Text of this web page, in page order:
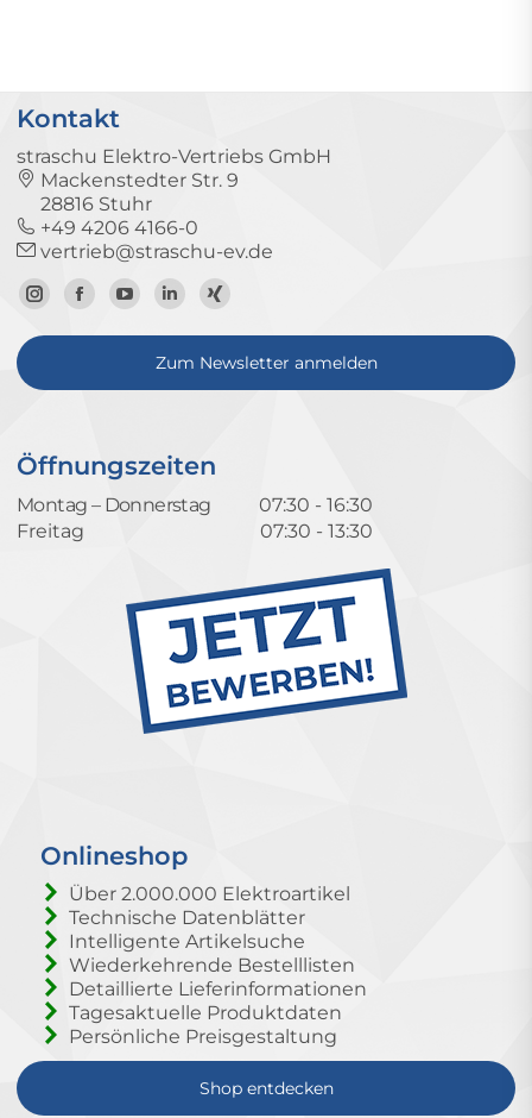
Kontakt
straschu Elektro-Vertriebs GmbH
Mackenstedter Str. 9
28816 Stuhr
+49 4206 4166-0
vertrieb@straschu-ev.de
Zum
Instagram-
Zur
Facebook-
Zum
YouTube-
Kanal
Zum
LinkedIn-
Profil
Zum
Xing-
Profil
Zum Newsletter anmelden
Öffnungszeiten
Montag – Donnerstag
07:30 - 16:30
Freitag
07:30 - 13:30
Onlineshop
Über 2.000.000 Elektroartikel
Technische Datenblätter
Intelligente Artikelsuche
Wiederkehrende Bestelllisten
Detaillierte Lieferinformationen
Tagesaktuelle Produktdaten
Persönliche Preisgestaltung
Shop entdecken